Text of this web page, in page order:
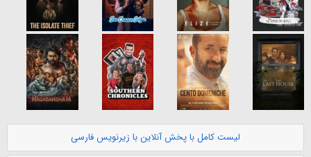
لیست کامل با پخش آنلاین با زیرنویس فارسی